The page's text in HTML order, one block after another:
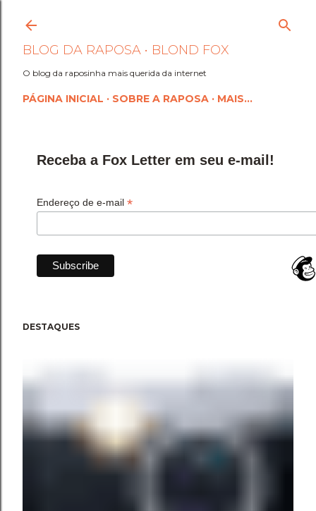
Pular para o conteúdo
BLOG DA RAPOSA • BLOND FOX
O blog da raposinha mais querida da internet
PÁGINA INICIAL SOBRE A RAPOSA MAIS…
Receba a Fox Letter em seu e-mail!
Endereço de e-mail *
DESTAQUES